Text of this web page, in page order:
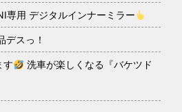
専用 デジタルインナーミラー
デスっ！
す 洗車が楽しくなる『バケツド